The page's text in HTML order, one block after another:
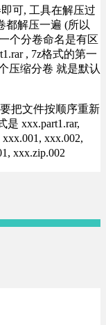
可, 工具在解压过
都解压一遍 (所以
个分卷命名是有区
, 7z格式的第一
压缩分卷 就是默认
把文件按顺序重新
xxx.part1.rar,
xxx.002,
xxx.zip.002